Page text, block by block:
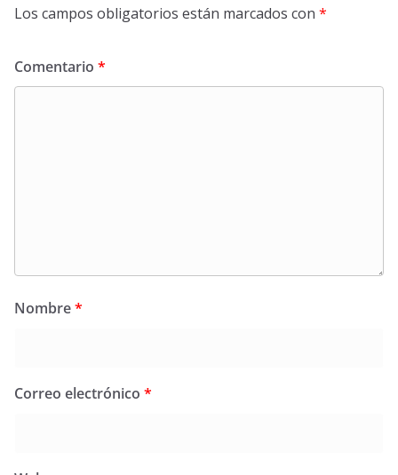
Los campos obligatorios están marcados con *
Comentario *
Nombre*
Correo electrónico *